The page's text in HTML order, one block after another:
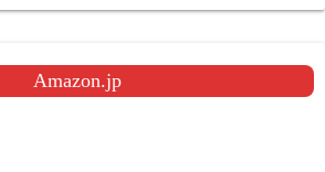
Amazon.jp